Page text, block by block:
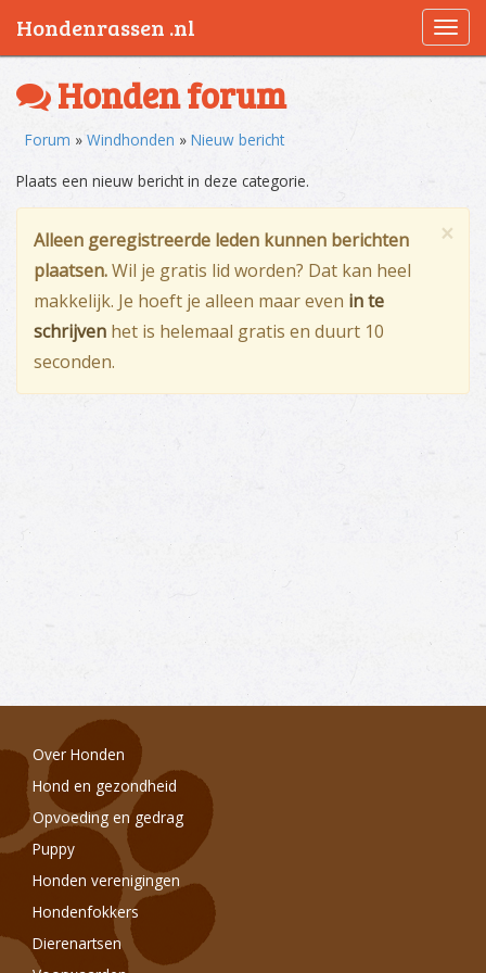
Honden forum
Forum » Windhonden » Nieuw bericht
Plaats een nieuw bericht in deze categorie.
×
Alleen geregistreerde leden kunnen berichten
plaatsen.Wil je gratis lid worden? Dat kan heel
makkelijk. Je hoeft je alleen maar even in te
schrijven het is helemaal gratis en duurt 10
seconden.
Over Honden
Hond en gezondheid
Opvoeding en gedrag
Puppy
Honden verenigingen
Hondenfokkers
Dierenartsen
Hondenrassen .nl